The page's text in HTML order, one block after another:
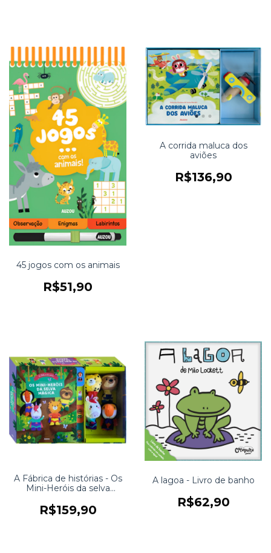
45 jogos com os animais
R$51,90
A corrida maluca dos
aviões
R$136,90
A Fábrica de histórias - Os
Mini-Heróis da selva
R$159,90
A lagoa - Livro de banho
R$62,90